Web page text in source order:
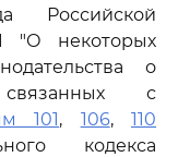
Российской
"О некоторых
о
с
101, 106,110
кодекса